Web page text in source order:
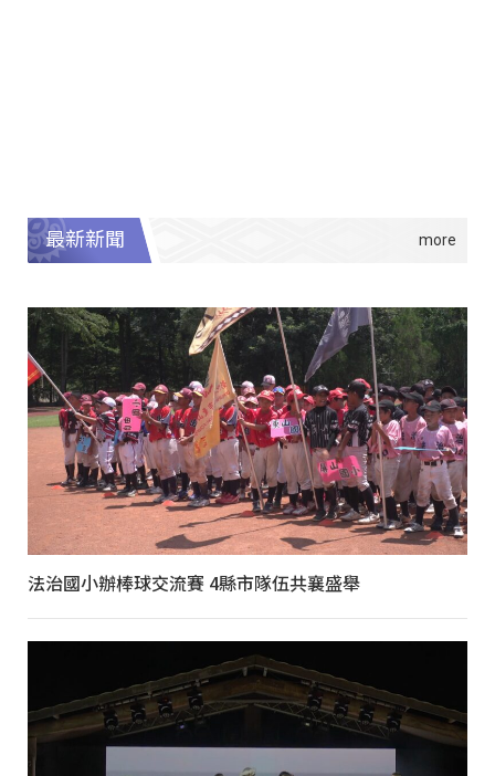
最新新聞
法治國小辦棒球交流賽 4縣市隊伍共襄盛舉